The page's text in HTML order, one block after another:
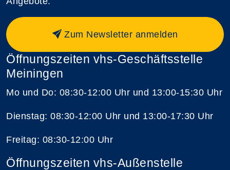
Zum Newsletter anmelden
Öffnungszeiten vhs-Geschäftsstelle
Meiningen
Mo und Do: 08:30-12:00 Uhr und 13:00-15:30 Uhr
Dienstag: 08:30-12:00 Uhr und 13:00-17:30 Uhr
Freitag: 08:30-12:00 Uhr
Öffnungszeiten vhs-Außenstelle